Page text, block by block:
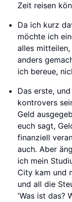
Zeit reisen
Da ich kurz
möchte ich
alles
anders
ich bereue,
Das erste,
kontrovers
Geld
euch sagt,
finanziell
auch. Aber
ich mein
City kam und
und all die
'Was ist das?